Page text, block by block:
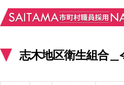
志木地区衛生組合＿